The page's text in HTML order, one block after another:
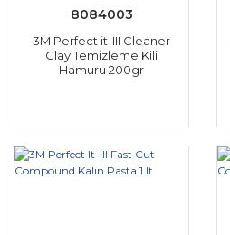
8084003
3M Perfect it-III Cleaner
Clay Temizleme Kili
Hamuru 200gr